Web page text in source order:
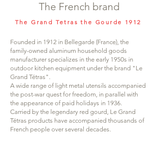
The French brand
The Grand Tetras the Gourde 1912
Founded in 1912 in Bellegarde (France), the
family-owned aluminum household goods
manufacturer specializes in the early 1950s in
outdoor kitchen equipment under the brand "Le
Grand Tétras".
A wide range of light metal utensils accompanied
the post-war quest for freedom, in parallel with
the appearance of paid holidays in 1936.
Carried by the legendary red gourd, Le Grand
Tétras products have accompanied thousands of
French people over several decades.